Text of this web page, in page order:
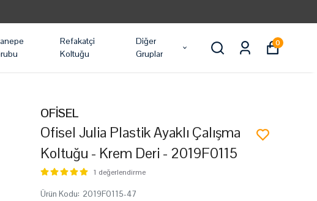
Refakatçi
Koltuğu
Diğer
Gruplar
0
OFİSEL
Ofisel Julia Plastik Ayaklı Çalışma
Koltuğu - Krem Deri - 2019F0115
1 değerlendirme
Ürün Kodu: 2019F0115-47